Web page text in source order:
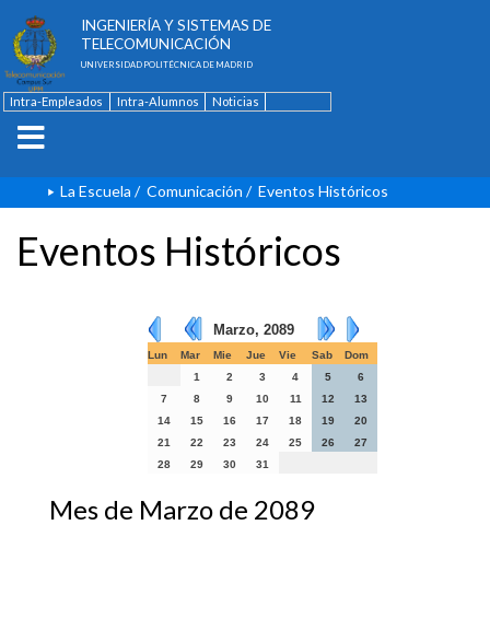
INGENIERÍA Y SISTEMAS DE
TELECOMUNICACIÓN
UNIVERSIDAD POLITÉCNICA DE MADRID
Intra-Empleados Intra-Alumnos
Noticias
La Escuela / Comunicación / Eventos Históricos
Eventos Históricos
Marzo, 2089
Lun Mar Mie Jue Vie Sab
Dom
1
2 3 4 5
6
7
8 9 10 11 12
13
14
15 16 17 18 19
20
21
22 23 24 25 26
27
28
29 30 31
Mes de Marzo de 2089